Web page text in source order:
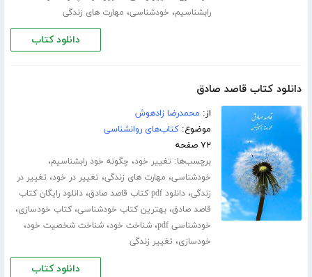
رابشناسیم، خودشناسی، مهارت های زندگی
دانلود کتاب
دانلود کتاب قاصد صادق
از: محمدرضا زادهوش
موضوع:کتاب‌های روانشناسی
۷۲ صفحه
برچسب‌ها: تغییر خود، چگونه خود رابشناسیم،
خودشناسی، مهارت های زندگی، تغییر در خود، تغییر در
زندگی،دانلود pdf کتاب قاصد صادق ،دانلود رایگان کتاب
قاصد صادق،بهترین کتاب خودشناسی،کتاب خودسازی،
خودشناسی pdf ،شناخت خود،شناخت شخصیت خود،
خودسازی، تغییر زندگی
دانلود کتاب